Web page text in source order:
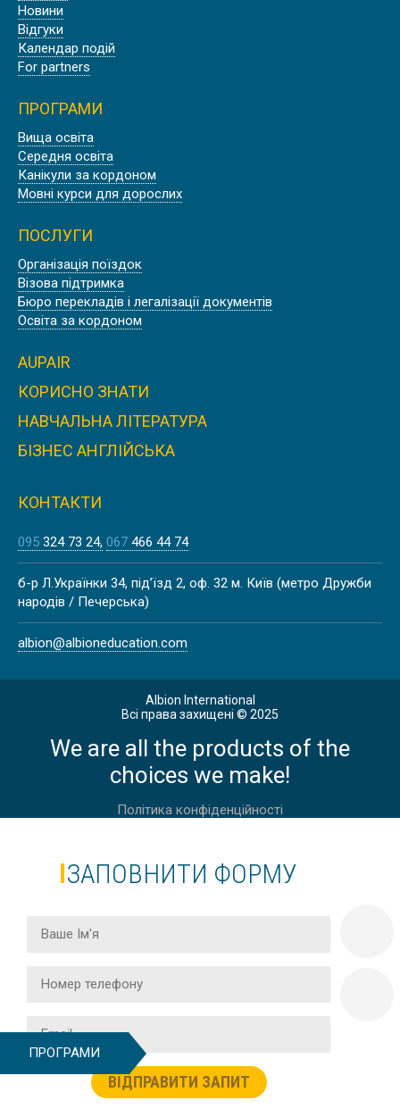
ШТУДІЄНКОЛЕГ КАРЛСРУЕ,
НІМЕЧЧИНА
WASHINGTON STATE UNIVERSITY |
CША
ILLINOIS STATE UNIVERSITY | CША
COLORADO STATE UNIVERSITY |
UNIVERSITY OF APPLIED SCIENCES
FRANKFURT, НІМЕЧЧИНА
UNIVERSITY OF APPLIED SCIENCES
MUNICH I НІМЕЧЧИНА
SCIENCES НІМЕЧЧИНА
ПРОГРАМИ
Новини
Відгуки
Календар подій
For partners
ПРОГРАМИ
Вища освіта
Середня освіта
Канікули за кордоном
Мовні курси для дорослих
ПОСЛУГИ
Організація поїздок
Візова підтримка
Бюро перекладів і легалізації документів
Освіта за кордоном
AUPAIR
КОРИСНО ЗНАТИ
НАВЧАЛЬНА ЛІТЕРАТУРА
БІЗНЕС АНГЛІЙСЬКА
КОНТАКТИ
095 324 73 24 067 466 44 74
б-р Л.Українки 34, під’їзд 2, оф. 32 м. Київ (метро Дружби
народів / Печерська)
albion@albioneducation.com
Albion International
Всі права захищені © 2025
We are all the products of the
choices we make!
Політика конфіденційності
ЗАПОВНИТИ ФОРМУ